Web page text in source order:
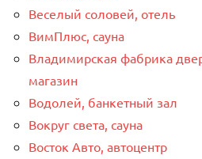
Веселый соловей, отель
ВимПлюс, сауна
Владимирская фабрика
магазин
Водолей, банкетный зал
Вокруг света, сауна
Восток Авто, автоцентр